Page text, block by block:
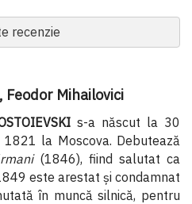
recenzie
Feodor Mihailovici
s-a născut la 30
la Moscova. Debutează
(1846), fiind salutat ca
este arestat şi condamnat
în muncă silnică, pentru